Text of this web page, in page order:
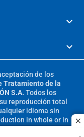
de los
Tratamiento de la
S.A. Todos los
reproducción total
idioma sin
in whole or in